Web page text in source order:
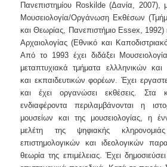
Πανεπιστημίου Roskilde(Δανία, 2007),
Μουσειολογία/Οργάνωση Εκθέσων
και Θεωρίας, Πανεπιστήμιο Essex , 1992)
Αρχαιολογίας (Εθνικό και
Από το 1993 έχει διδάξει
μεταπτυχιακά τμήματα ελλληνικών
και εκπαιδευτικών φορέων. Έχει
και έχει οργανώσει εκθέσεις. Στα
ενδιαφέροντα περιλαμβάνονται η
μουσείων και της μουσειολογίας, η
μελέτη της ψηφιακής
επιστημολογικών και ιδεολογικών
θεωρία της επιμέλειας. Έχει